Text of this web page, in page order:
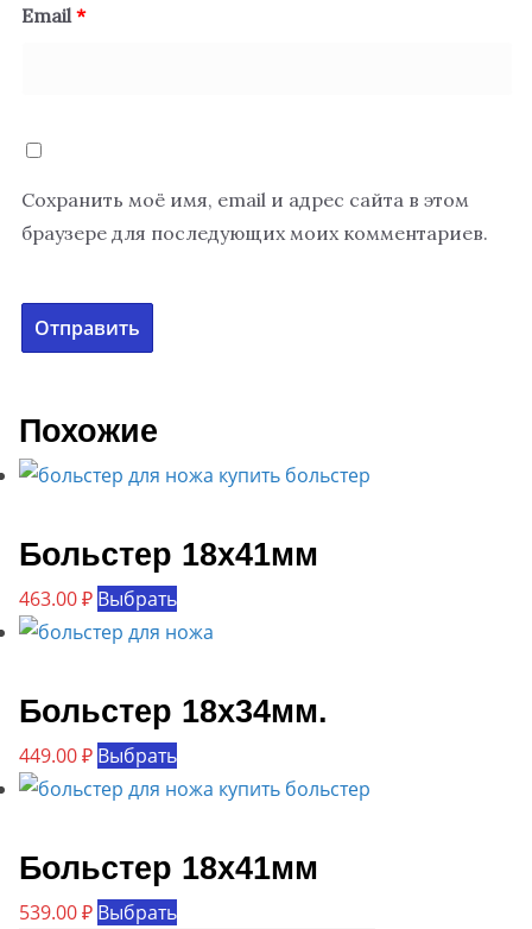
Email*
Сохранить моё имя, email и адрес сайта в этом
браузере для последующих моих комментариев.
Похожие
Больстер 18х41мм
463.00₽ ВыбратьЭтот
товар
несколько
вариаций.
Опции
можно
на
странице
Больстер 18х34мм.
449.00₽ ВыбратьЭтот
товар
несколько
вариаций.
Опции
Больстер 18х41мм
539.00₽ ВыбратьЭтот